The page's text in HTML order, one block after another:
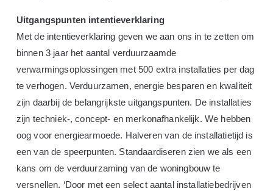
Uitgangspunten intentieverklaring
Met de intentieverklaring geven we aan ons in te zetten om
binnen 3 jaar het aantal verduurzaamde
verwarmingsoplossingen met 500 extra installaties per dag
te verhogen. Verduurzamen, energie besparen en kwaliteit
zijn daarbij de belangrijkste uitgangspunten. De installaties
zijn techniek-, concept- en merkonafhankelijk. We hebben
oog voor energiearmoede. Halveren van de installatietijd is
een van de speerpunten. Standaardiseren zien we als een
kans om de verduurzaming van de woningbouw te
versnellen. ‘Door met een select aantal installatiebedrijven